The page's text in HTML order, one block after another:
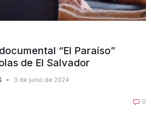
“El Paraíso”
de El Salvador
3 de junio de 2024
0